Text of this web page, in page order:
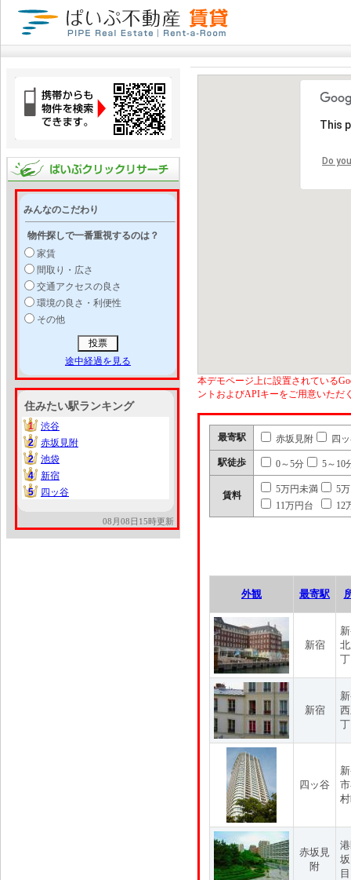
みんなのこだわり
物件探しで一番重視するのは？
家賃
間取り・広さ
交通アクセスの良さ
環境の良さ・利便性
その他
途中経過を見る
住みたい駅ランキング
1
1
渋谷
2
2
赤坂見附
2
2
池袋
4
4
新宿
5
5 四ッ谷
08月08日15時更新
This
Do
本デモページ上に設置されている
ントおよびAPIキーをご用意いただ
最寄駅 赤坂見附 四
駅徒歩 0～5分 5～10
賃料
5万円未満
5
11万円台
12
外観 最寄駅
新宿
新宿
四ッ谷
赤坂見
附
目